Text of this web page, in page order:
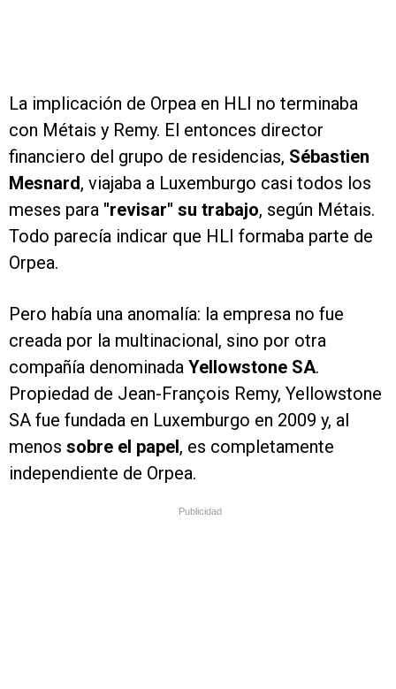
La implicación de Orpea en HLI no terminaba
con Métais y Remy. El entonces director
financiero del grupo de residencias, Sébastien
Mesnard, viajaba a Luxemburgo casi todos los
meses para "revisar" su trabajo, según Métais.
Todo parecía indicar que HLI formaba parte de
Orpea.
Pero había una anomalía: la empresa no fue
creada por la multinacional, sino por otra
compañía denominada Yellowstone SA.
Propiedad de Jean-François Remy, Yellowstone
SA fue fundada en Luxemburgo en 2009 y, al
menos sobre el papel, es completamente
independiente de Orpea.
Publicidad